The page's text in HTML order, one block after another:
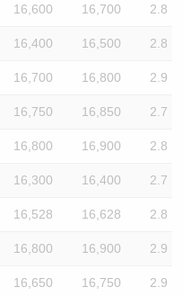
16,600 16,700 2.8
16,400 16,500 2.8
16,700 16,800 2.9
16,750 16,850 2.7
16,800 16,900 2.8
16,300 16,400 2.7
16,528 16,628 2.8
16,800 16,900 2.9
16,650 16,750 2.9